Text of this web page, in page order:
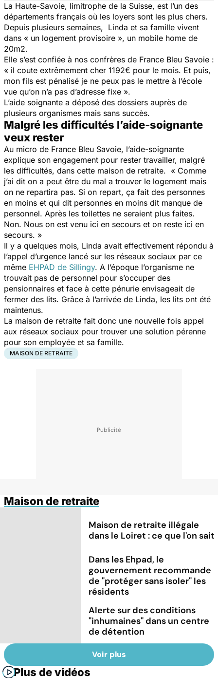
La Haute-Savoie, limitrophe de la Suisse, est l’un des
départements français où les loyers sont les plus chers.
Depuis plusieurs semaines, Linda et sa famille vivent
dans « un logement provisoire », un mobile home de
20m2.
Elle s’est confiée à nos confrères de France Bleu Savoie :
« il coute extrêmement cher 1192€ pour le mois. Et puis,
mon fils est pénalisé je ne peux pas le mettre à l’école
vue qu’on n’a pas d’adresse fixe ».
L’aide soignante a déposé des dossiers auprès de
plusieurs organismes mais sans succès.
Malgré les difficultés l’aide-soignante
veux rester
Au micro de France Bleu Savoie, l’aide-soignante
explique son engagement pour rester travailler, malgré
les difficultés, dans cette maison de retraite. « Comme
j’ai dit on a peut être du mal a trouver le logement mais
on ne repartira pas. Si on repart, ça fait des personnes
en moins et qui dit personnes en moins dit manque de
personnel. Après les toilettes ne seraient plus faites.
Non. Nous on est venu ici en secours et on reste ici en
secours. »
Il y a quelques mois, Linda avait effectivement répondu à
l’appel d’urgence lancé sur les réseaux sociaux par ce
même EHPAD de Sillingy. A l’époque l’organisme ne
trouvait pas de personnel pour s’occuper des
pensionnaires et face à cette pénurie envisageait de
fermer des lits. Grâce à l’arrivée de Linda, les lits ont été
maintenus.
La maison de retraite fait donc une nouvelle fois appel
aux réseaux sociaux pour trouver une solution pérenne
pour son employée et sa famille.
MAISON DE RETRAITE
Maison de retraite
Maison de retraite illégale
dans le Loiret : ce que l'on sait
Dans les Ehpad, le
gouvernement recommande
de "protéger sans isoler" les
résidents
Alerte sur des conditions
"inhumaines" dans un centre
de détention
Voir plus
Plus de vidéos